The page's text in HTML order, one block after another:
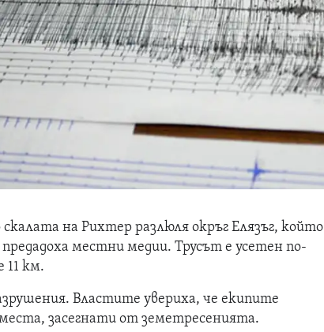
на Рихтер разлюля окръг Елязъг, който
местни медии. Трусът е усетен по-
11 км.
Властите увериха, че екипите
засегнати от земетресенията.